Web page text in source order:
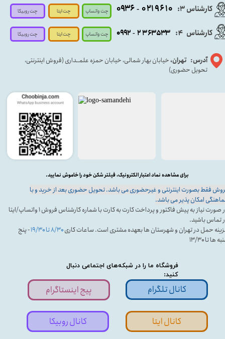
فروشگاه ما را در شبکه‌های اجتماعی دنبال
کنید:
آدرس: تهران، خیابان بهار شمالی، خیابان حمزه علمــداری (فروش اینترنتی،
تحویل حضوری)
کارشناس ۳: ۰۲۱۹۶۱۰ -۰۹۳۶
فقط بصورت اینترنتی و غیرحضوری می باشد. تحویل حضوری بعد از خرید و با
امکان پذیر می باشد.
در صورت نیاز به پیش فاکتور و پرداخت کارت به کارت با شماره کارشناس فروش ۱ واتساپ/ایتا
تماس باشید.
حمل در تهران و شهرستان ها بعهده مشتری است. ساعات کاری۸/۳۰ تا ۱۹/۳۰
- پنج
ها تا ۱۳/۳۰
برای مشاهده نماد اعتبار الکترونیک، فیلتر شکن خود را خاموش نمایید.
پیج اینستاگرام کانال تلگرام
کانال ایتا کانال روبیکا
کارشناس 4
: ۲۳۶۳۵۳۳ - ۰۹۹۲ چت واتساپ
چت واتساپ چت ایتا
چت ایتا
چت روبیکا
چت روبیکا